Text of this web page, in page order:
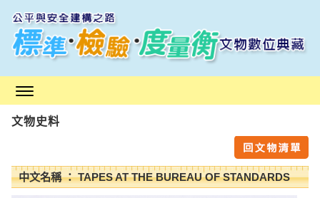
內
文物史料
中文名稱 ： TAPES AT THE BUREAU OF STANDARDS